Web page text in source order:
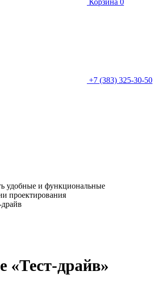
Корзина 0
+7 (383) 325-30-50
удобные и функциональные
проектирования
драйв
«Тест-драйв»